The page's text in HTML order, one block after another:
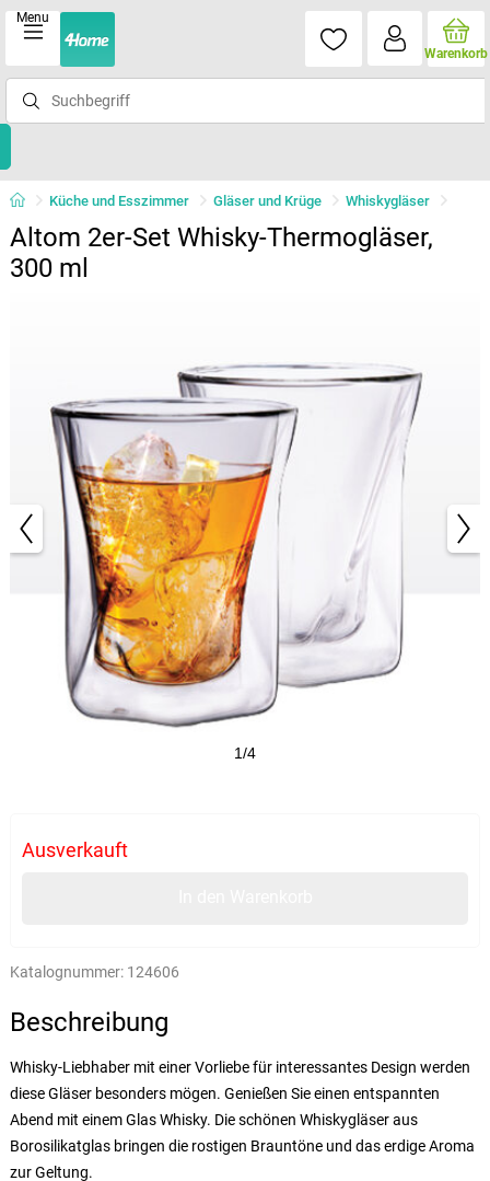
Menu
Warenkorb
Küche und Esszimmer Gläser und Krüge Whiskygläser
Altom 2er-Set Whisky-Thermogläser,
300 ml
1/4
Ausverkauft
Katalognummer: 124606
Beschreibung
Whisky-Liebhaber mit einer Vorliebe für interessantes Design werden
diese Gläser besonders mögen. Genießen Sie einen entspannten
Abend mit einem Glas Whisky. Die schönen Whiskygläser aus
Borosilikatglas bringen die rostigen Brauntöne und das erdige Aroma
zur Geltung.